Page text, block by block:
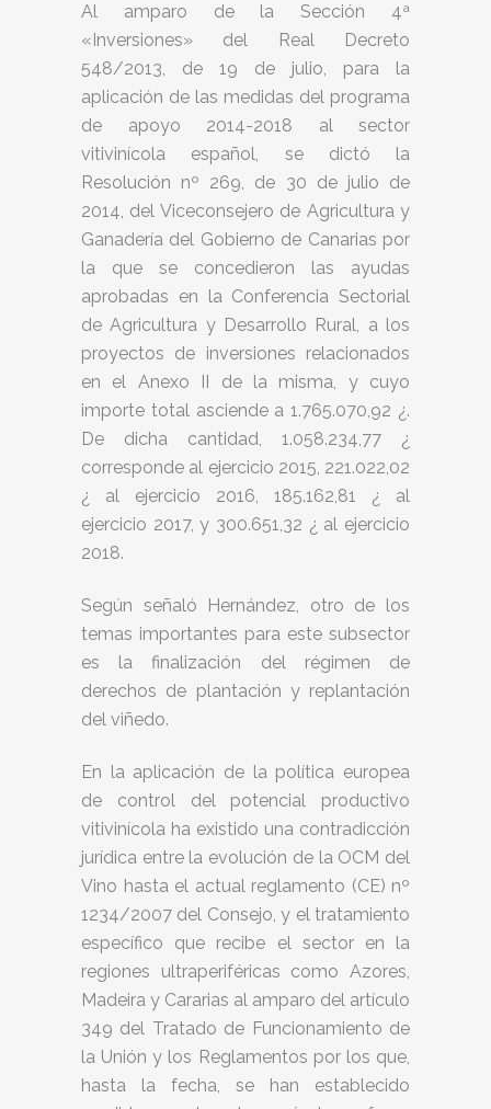
Al amparo de la Sección 4ª
«Inversiones» del Real Decreto
548/2013, de 19 de julio, para la
aplicación de las medidas del programa
de apoyo 2014-2018 al sector
vitivinícola español, se dictó la
Resolución nº 269, de 30 de julio de
2014, del Viceconsejero de Agricultura y
Ganadería del Gobierno de Canarias por
la que se concedieron las ayudas
aprobadas en la Conferencia Sectorial
de Agricultura y Desarrollo Rural, a los
proyectos de inversiones relacionados
en el Anexo II de la misma, y cuyo
importe total asciende a 1.765.070,92 ¿.
De dicha cantidad, 1.058.234,77 ¿
corresponde al ejercicio 2015, 221.022,02
¿ al ejercicio 2016, 185.162,81 ¿ al
ejercicio 2017, y 300.651,32 ¿ al ejercicio
2018.
Según señaló Hernández, otro de los
temas importantes para este subsector
es la finalización del régimen de
derechos de plantación y replantación
del viñedo.
En la aplicación de la política europea
de control del potencial productivo
vitivinícola ha existido una contradicción
jurídica entre la evolución de la OCM del
Vino hasta el actual reglamento (CE) nº
1234/2007 del Consejo, y el tratamiento
específico que recibe el sector en la
regiones ultraperiféricas como Azores,
Madeira y Cararias al amparo del artículo
349 del Tratado de Funcionamiento de
la Unión y los Reglamentos por los que,
hasta la fecha, se han establecido